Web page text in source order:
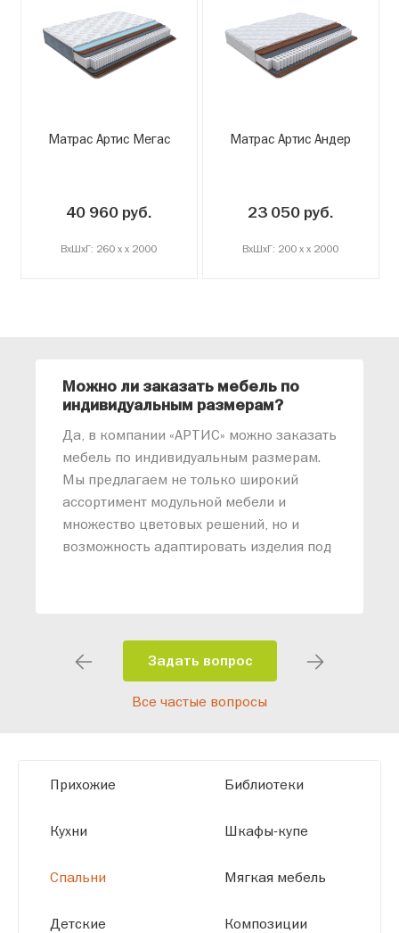
Матрас Артис Мегас
40 960 руб.
ВxШxГ: 260 x x 2000
Матрас Артис Андер
23 050 руб.
ВxШxГ: 200 x x 2000
Можно ли заказать мебель по
индивидуальным размерам?
Да, в компании «АРТИС» можно заказать
мебель по индивидуальным размерам.
Мы предлагаем не только широкий
ассортимент модульной мебели и
множество цветовых решений, но и
возможность адаптировать изделия под
помещения и личные пожелания.
Благодаря современному
высокотехнологичному оборудованию
размерам.
Задать вопрос
Все частые вопросы
Прихожие
Кухни
Спальни
Детские
Библиотеки
Шкафы-купе
Мягкая мебель
Композиции